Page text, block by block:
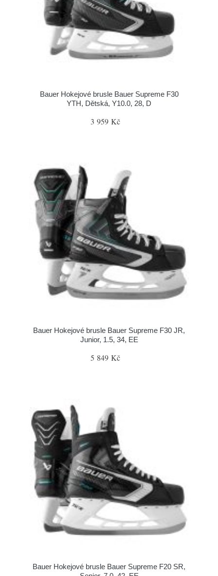
Bauer Hokejové brusle Bauer Supreme F30
YTH, Dětská, Y10.0, 28, D
3 959 Kč
Bauer Hokejové brusle Bauer Supreme F30 JR,
Junior, 1.5, 34, EE
5 849 Kč
Bauer Hokejové brusle Bauer Supreme F20 SR,